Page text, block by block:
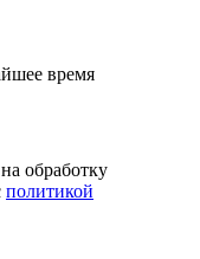
время
обработку
политикой